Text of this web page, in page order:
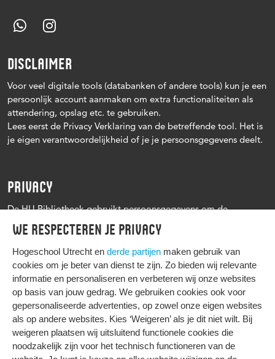
We respecteren je privacy
Hogeschool Utrecht en derde partijen maken gebruik van
cookies om je beter van dienst te zijn. Zo bieden wij relevante
informatie en personaliseren en verbeteren wij onze websites
op basis van jouw gedrag. We gebruiken cookies ook voor
gepersonaliseerde advertenties, op zowel onze eigen websites
als op andere websites. Kies ‘Weigeren’ als je dit niet wilt. Bij
weigeren plaatsen wij uitsluitend functionele cookies die
noodzakelijk zijn voor het technisch functioneren van de
DISCLAIMER
Voor veel digitale tools (databanken of andere tools) kun je een
persoonlijk account aanmaken om extra functionaliteiten als
attendering, opslag etc. te gebruiken.
Lees eerst de Privacy Verklaring van de betreffende tool. Het is
je eigen verantwoordelijkheid of je je persoonsgegevens deelt.
PRIVACY
De HU Bibliotheek gebruikt persoonsgegevens om de
leenprocedure te kunnen uitvoeren, onder andere voor het
versturen van herinneringen en informatie over reserveringen.
Zie verder het Privacy statement Hogeschool Utrecht
HIER KOMT ALLES SAMEN
Privacy